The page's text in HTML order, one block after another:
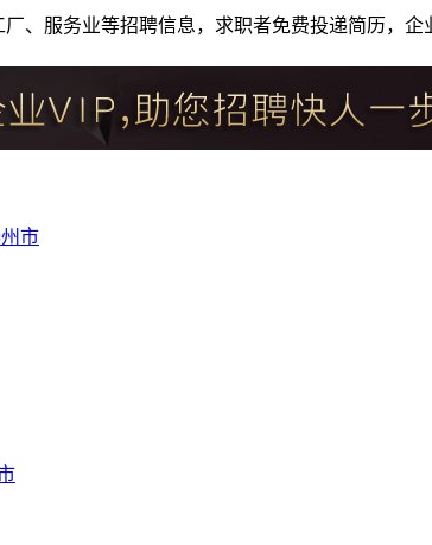
、服务业等招聘信息，求职者免费投递简历，
市